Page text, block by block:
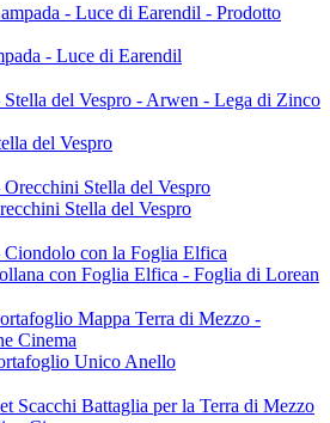
- Luce di Earendil
del Vespro
Stella del Vespro
con Foglia Elfica - Foglia di Lorean
Unico Anello